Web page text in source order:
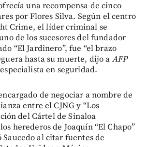
una recompensa de cinco
por Flores Silva. Según el centro
Crime, el líder criminal se
de los sucesores del fundador
“El Jardinero”, fue “el brazo
hasta su muerte, dijo a AFP
en seguridad.
de negociar a nombre de
entre el CJNG y “Los
del Cártel de Sinaloa
herederos de Joaquín “El Chapo”
Saucedo al citar fuentes de